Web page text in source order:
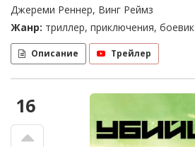
Джереми Реннер, Винг Реймз
Жанр: триллер, приключения, боевик
Описание Трейлер
16